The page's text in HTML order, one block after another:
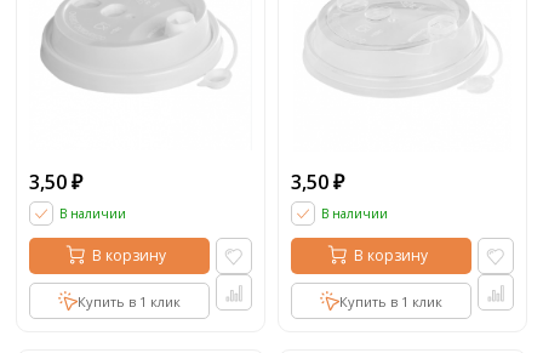
3,50 ₽
В наличии
В корзину
Купить в 1 клик
3,50 ₽
В наличии
В корзину
Купить в 1 клик